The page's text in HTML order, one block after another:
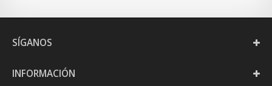
SÍGANOS
INFORMACIÓN